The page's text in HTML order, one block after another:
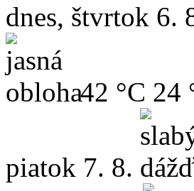
dnes, štvrtok 6.
42 °C 24
piatok 7. 8.